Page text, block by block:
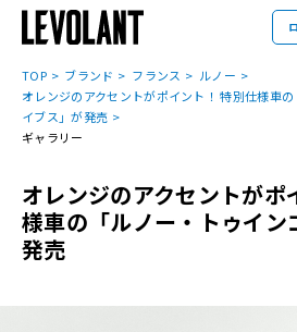
TOP ブランド フランス
ルノー
オレンジのアクセントがポイント！ 特別仕様車
イブス」が発売
ギャラリー
オレンジのアクセントがポ
様車の「ルノー・トゥイン
発売